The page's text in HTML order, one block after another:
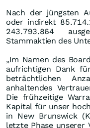
Nach der jüngsten
oder indirekt
243.793.864
Stammaktien des
„Im Namen des
aufrichtigen Dank
beträchtlichen
anhaltendes
Die frühzeitige
Kapital für unser
in New Brunswick
letzte Phase unserer